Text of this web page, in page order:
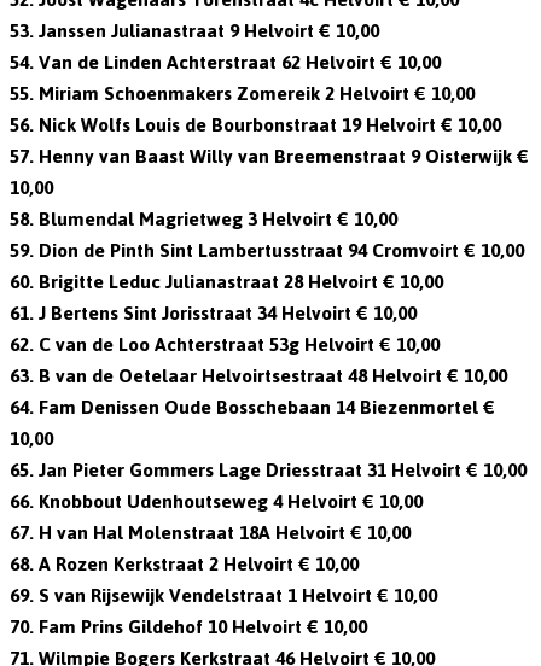
53. Janssen Julianastraat 9 Helvoirt € 10,00
54. Van de Linden Achterstraat 62 Helvoirt € 10,00
55. Miriam Schoenmakers Zomereik 2 Helvoirt € 10,00
56. Nick Wolfs Louis de Bourbonstraat 19 Helvoirt € 10,00
57. Henny van Baast Willy van Breemenstraat 9 Oisterwijk €
10,00
58. Blumendal Magrietweg 3 Helvoirt € 10,00
59. Dion de Pinth Sint Lambertusstraat 94 Cromvoirt € 10,00
60. Brigitte Leduc Julianastraat 28 Helvoirt € 10,00
61. J Bertens Sint Jorisstraat 34 Helvoirt € 10,00
62. C van de Loo Achterstraat 53g Helvoirt € 10,00
63. B van de Oetelaar Helvoirtsestraat 48 Helvoirt € 10,00
64. Fam Denissen Oude Bosschebaan 14 Biezenmortel €
10,00
65. Jan Pieter Gommers Lage Driesstraat 31 Helvoirt € 10,00
66. Knobbout Udenhoutseweg 4 Helvoirt € 10,00
67. H van Hal Molenstraat 18A Helvoirt € 10,00
68. A Rozen Kerkstraat 2 Helvoirt € 10,00
69. S van Rijsewijk Vendelstraat 1 Helvoirt € 10,00
70. Fam Prins Gildehof 10 Helvoirt € 10,00
71. Wilmpie Bogers Kerkstraat 46 Helvoirt € 10,00